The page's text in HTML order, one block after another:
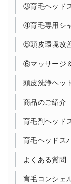
③育毛ヘッド
④育毛専用シ
⑤頭皮環境改
⑥マッサージ
頭皮洗浄ヘッ
商品のご紹介
育毛剤ヘッド
育毛ヘッドス
よくある質問
育毛コンシェ